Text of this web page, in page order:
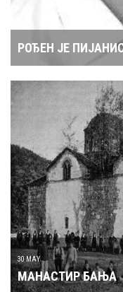
РОЂЕН ЈЕ
30 MAY
МАНАСТИР БАЊА